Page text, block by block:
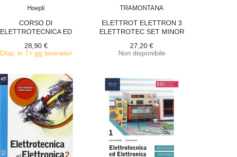
Hoepli
CORSO DI
ELETTROTECNICA ED
28,90 €
Disp. in 7+ gg lavorativi
TRAMONTANA
ELETTROT ELETTRON 3
ELETTROTEC SET MINOR
27,20 €
Non disponibile